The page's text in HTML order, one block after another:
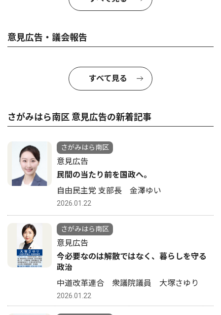
意見広告・議会報告
すべて見る
さがみはら南区 意見広告の新着記事
さがみはら南区
意見広告
民間の当たり前を国政へ。
自由民主党 支部長 金澤ゆい
2026.01.22
さがみはら南区
意見広告
今必要なのは解散ではなく、暮らしを守る
政治
中道改革連合 衆議院議員 大塚さゆり
2026.01.22